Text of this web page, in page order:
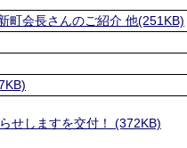
町会長さんのご紹介 他(251KB)
せしますを交付！ (372KB)